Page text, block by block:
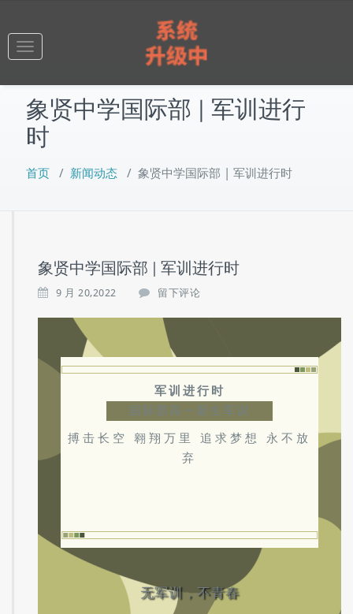
Toggle
象贤中学国际部 | 军训进行
时
首页 / 新闻动态 / 象贤中学国际部 | 军训进行时
象贤中学国际部 | 军训进行时
9 月 20,2022 留下评论
军训进行时
国际部高一新生军训
搏击长空 翱翔万里 追求梦想 永不放
弃
无军训，不青春